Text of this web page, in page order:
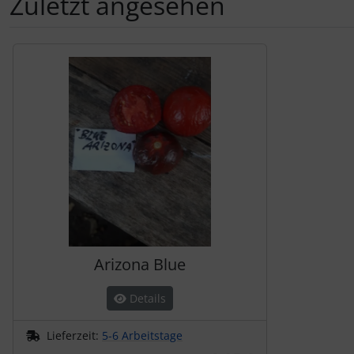
Arizona Blue
Details
Lieferzeit: 5-6 Arbeitstage